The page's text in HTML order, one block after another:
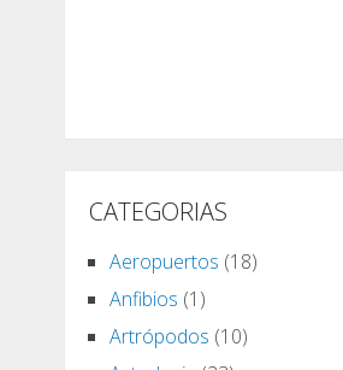
CATEGORIAS
Aeropuertos (18)
Anfibios (1)
Artrópodos (10)